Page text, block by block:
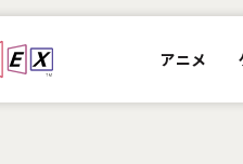
アニメ